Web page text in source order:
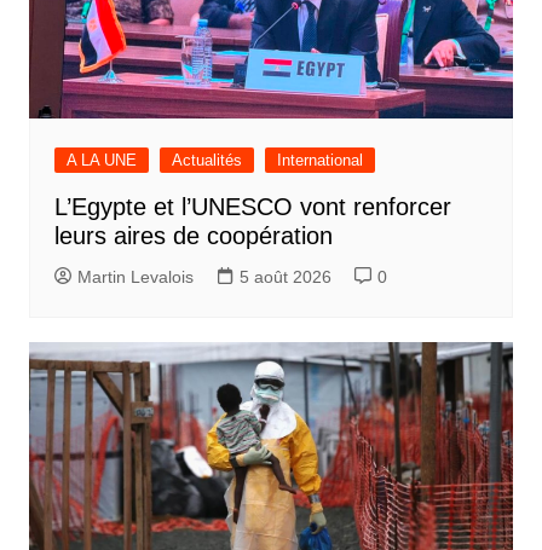
A LA UNE Actualités International
L’Egypte et l’UNESCO vont renforcer
leurs aires de coopération
Martin Levalois 5 août 2026 0